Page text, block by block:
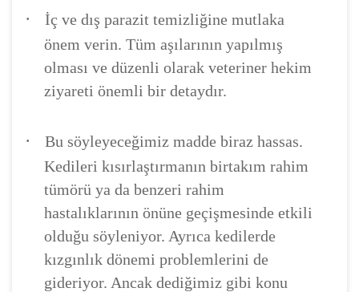
·
İç ve dış parazit temizliğine mutlaka
önem verin. Tüm aşılarının yapılmış
olması ve düzenli olarak veteriner hekim
ziyareti önemli bir detaydır.
·
Bu söyleyeceğimiz madde biraz hassas.
Kedileri kısırlaştırmanın birtakım rahim
tümörü ya da benzeri rahim
hastalıklarının önüne geçişmesinde etkili
olduğu söyleniyor. Ayrıca kedilerde
kızgınlık dönemi problemlerini de
gideriyor. Ancak dediğimiz gibi konu